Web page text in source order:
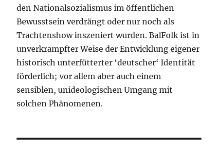
den Nationalsozialismus im öffentlichen
Bewusstsein verdrängt oder nur noch als
Trachtenshow inszeniert wurden. BalFolk ist in
unverkrampfter Weise der Entwicklung eigener
historisch unterfütterter ‘deutscher‘ Identität
förderlich; vor allem aber auch einem
sensiblen, unideologischen Umgang mit
solchen Phänomenen.